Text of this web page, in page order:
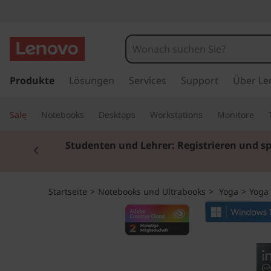
o
g
a
B
u
a
Produkte Lösungen Services Support Über
Sale Notebooks Desktops Workstations Monitore
Studenten und Lehrer: Registrieren und
Currently displaying item 2 of 3
Startseite > Notebooks und Ultrabooks > Yoga >